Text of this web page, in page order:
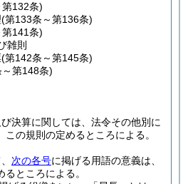
132条)
(第133条～第136条)
141条)
雑則
(第142条～第145条)
第148条)
決算に関しては、法令その他別に
の規則の定めるところによる。
次の各号に掲げる用語の意義は、
るところによる。